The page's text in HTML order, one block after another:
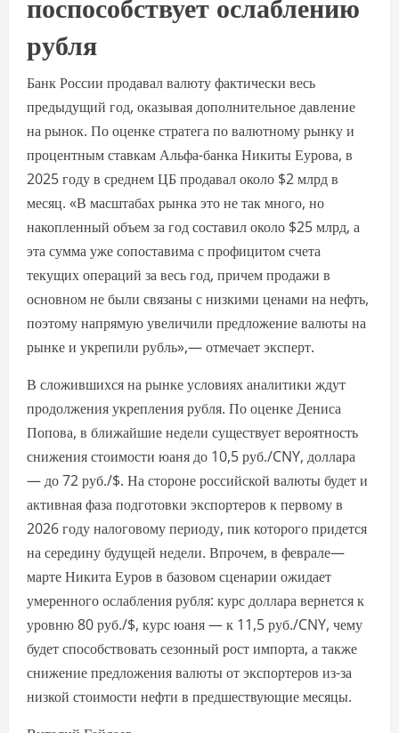
рубля
Банк России продавал валюту фактически весь
предыдущий год, оказывая дополнительное давление
на рынок. По оценке стратега по валютному рынку и
процентным ставкам Альфа-банка Никиты Еурова, в
2025 году в среднем ЦБ продавал около $2 млрд в
месяц. «В масштабах рынка это не так много, но
накопленный объем за год составил около $25 млрд, а
эта сумма уже сопоставима с профицитом счета
текущих операций за весь год, причем продажи в
основном не были связаны с низкими ценами на нефть,
поэтому напрямую увеличили предложение валюты на
рынке и укрепили рубль»,— отмечает эксперт.
В сложившихся на рынке условиях аналитики ждут
продолжения укрепления рубля. По оценке Дениса
Попова, в ближайшие недели существует вероятность
снижения стоимости юаня до 10,5 руб./CNY, доллара
— до 72 руб./$. На стороне российской валюты будет и
активная фаза подготовки экспортеров к первому в
2026 году налоговому периоду, пик которого придется
на середину будущей недели. Впрочем, в феврале—
марте Никита Еуров в базовом сценарии ожидает
умеренного ослабления рубля: курс доллара вернется к
уровню 80 руб./$, курс юаня — к 11,5 руб./CNY, чему
будет способствовать сезонный рост импорта, а также
снижение предложения валюты от экспортеров из-за
низкой стоимости нефти в предшествующие месяцы.